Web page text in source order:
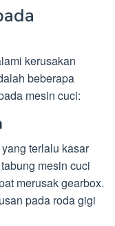
kerusakan
beberapa
mesin cuci:
terlalu kasar
mesin cuci
merusak gearbox.
pada roda gigi